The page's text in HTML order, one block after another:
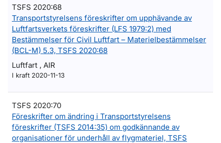
TSFS 2020:68
Transportstyrelsens föreskrifter om upphävande av
Luftfartsverkets föreskrifter (LFS 1979:2) med
Bestämmelser för Civil Luftfart – Materielbestämmelser
(BCL-M) 5.3, TSFS 2020:68
Luftfart , AIR
I kraft 2020-11-13
TSFS 2020:70
Föreskrifter om ändring i Transportstyrelsens
föreskrifter (TSFS 2014:35) om godkännande av
organisationer för underhåll av flygmateriel, TSFS